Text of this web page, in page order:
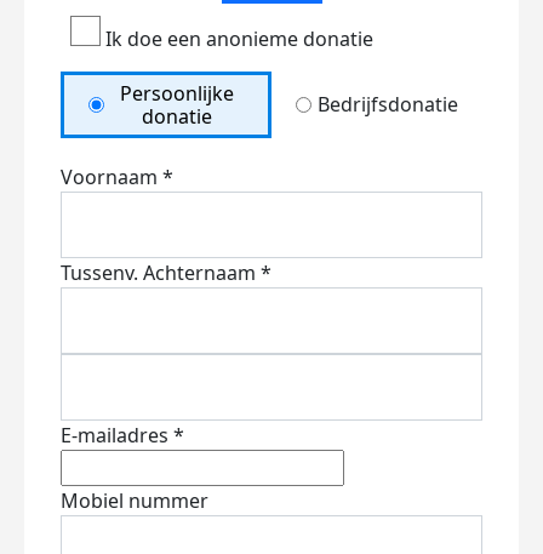
Ik doe een anonieme donatie
Persoonlijke
donatie
Bedrijfsdonatie
Voornaam *
Tussenv. Achternaam *
E-mailadres *
Mobiel nummer